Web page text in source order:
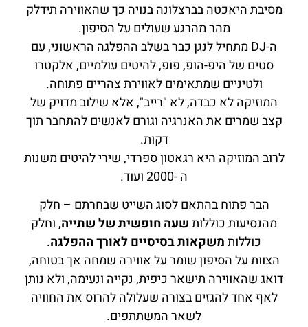
מסיבת היאכטה בברצלונה בנויה כך שהאווירה תידלק
מהר מהרגע שעולים על הסיפון.
ה-DJ מתחיל לנגן כבר בשלב ההפלגה הראשוני, עם
סטים של היפ-הופ, פופ, להיטים עולמיים, אלקטרו
ולטיניים שמתאימים לאווירת צהריים פתוחה.
המוזיקה לא כבדה, לא "רייב", אלא שילוב מדויק של
קצב שמרים את האנרגיה וגורם לאנשים להתחבר תוך
דקות.
לרוב המוזיקה היא רגאטון ספרדי, שירי להיטים משנות
ה -2000 ועוד.
הבר פתוח בהתאם לסוג השייט שבחרתם – חלק
מהנסיעות כוללותשעה חופשית של שתייה, וחלק
כוללותמשקאות בסיסיים לאורך ההפלגה.
הצוות על הסיפון שומר על אווירה שמחה אך בטוחה,
דואג שהאווירה תישאר כיפית, נקייה ונעימה, ולא נותן
לאף אחד להגזים בצורה שעלולה להרוס את החוויה
לשאר המשתתפים.